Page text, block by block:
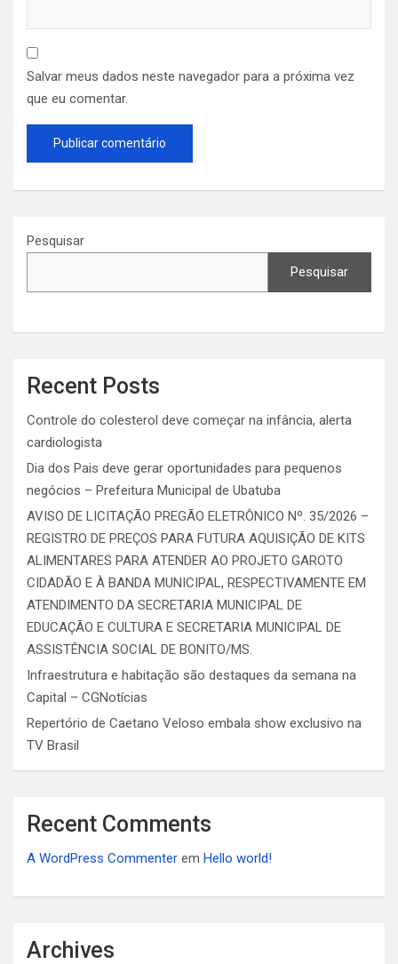
Salvar meus dados neste navegador para a próxima vez
que eu comentar.
Pesquisar
Pesquisar
Recent Posts
Controle do colesterol deve começar na infância, alerta
cardiologista
Dia dos Pais deve gerar oportunidades para pequenos
negócios – Prefeitura Municipal de Ubatuba
AVISO DE LICITAÇÃO PREGÃO ELETRÔNICO Nº. 35/2026 –
REGISTRO DE PREÇOS PARA FUTURA AQUISIÇÃO DE KITS
ALIMENTARES PARA ATENDER AO PROJETO GAROTO
CIDADÃO E À BANDA MUNICIPAL, RESPECTIVAMENTE EM
ATENDIMENTO DA SECRETARIA MUNICIPAL DE
EDUCAÇÃO E CULTURA E SECRETARIA MUNICIPAL DE
ASSISTÊNCIA SOCIAL DE BONITO/MS.
Infraestrutura e habitação são destaques da semana na
Capital – CGNotícias
Repertório de Caetano Veloso embala show exclusivo na
TV Brasil
Recent Comments
A WordPress Commenter em Hello world!
Archives